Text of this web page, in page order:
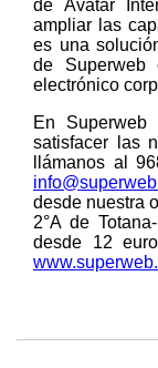
de Avatar
ampliar las
es una
de Superweb
electrónico
En
satisfacer las
llámanos al
desde nuestra
2°A de
desde 12